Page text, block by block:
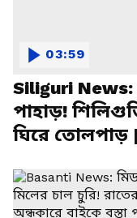
Siliguri News:
পাহাড়!
ঘিরে তোলপাড়
03:59